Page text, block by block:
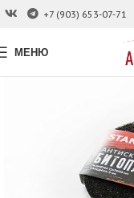
+7 (903) 653-07-71
МЕНЮ